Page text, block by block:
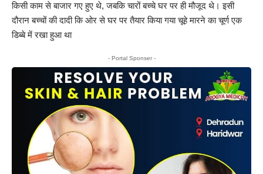
किसी काम से बाजार गए हुए थे, जबकि चारों बच्चे घर पर ही मौजूद थे। इसी
दौरान बच्चों की दादी कि ओर से घर पर तैयार किया गया चूहे मारने का चूर्ण एक
डिब्बे में रखा हुआ था
- Portal Sponser -